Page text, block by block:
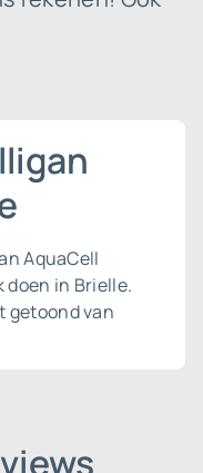
AquaCell
in Brielle.
getoond van